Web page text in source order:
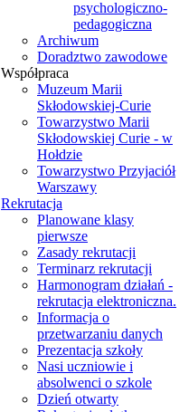
psychologiczno-
pedagogiczna
Archiwum
Doradztwo zawodowe
Współpraca
Muzeum Marii
Skłodowskiej-Curie
Towarzystwo Marii
Skłodowskiej Curie - w
Hołdzie
Towarzystwo Przyjaciół
Warszawy
Rekrutacja
Planowane klasy
pierwsze
Zasady rekrutacji
Terminarz rekrutacji
Harmonogram działań -
rekrutacja elektroniczna.
Informacja o
przetwarzaniu danych
Prezentacja szkoły
Nasi uczniowie i
absolwenci o szkole
Dzień otwarty